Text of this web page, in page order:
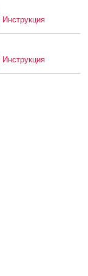
Инструкция
Инструкция